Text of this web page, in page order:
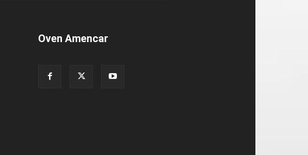
Oven Amencar